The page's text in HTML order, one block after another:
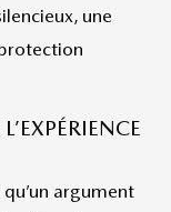
une
argument